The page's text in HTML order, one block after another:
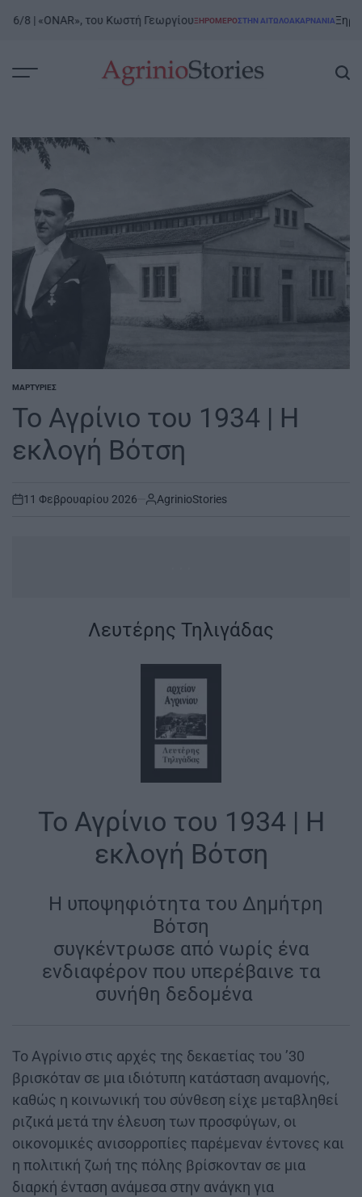
«ONAR», του Κωστή ΓεωργίουPOSTED
ΞΗΡΟΜΕΡΟΣΤΗΝ ΑΙΤΩΛΟΑΚΑΡΝΑΝΊΑΞηρόμερο |
POSTED
ΜΑΡΤΥΡΊΕΣ
Το Αγρίνιο του 1934 | Η
εκλογή Βότση
on
11 Φεβρουαρίου 2026 AgrinioStories
Λευτέρης Τηλιγάδας
Το Αγρίνιο του 1934 | Η
εκλογή Βότση
Η υποψηφιότητα του Δημήτρη
Βότση
συγκέντρωσε από νωρίς ένα
ενδιαφέρον που υπερέβαινε τα
συνήθη δεδομένα
Το Αγρίνιο στις αρχές της δεκαετίας του ’30
βρισκόταν σε μια ιδιότυπη κατάσταση αναμονής,
καθώς η κοινωνική του σύνθεση είχε μεταβληθεί
ριζικά μετά την έλευση των προσφύγων, οι
οικονομικές ανισορροπίες παρέμεναν έντονες και
η πολιτική ζωή της πόλης βρίσκονταν σε μια
διαρκή ένταση ανάμεσα στην ανάγκη για